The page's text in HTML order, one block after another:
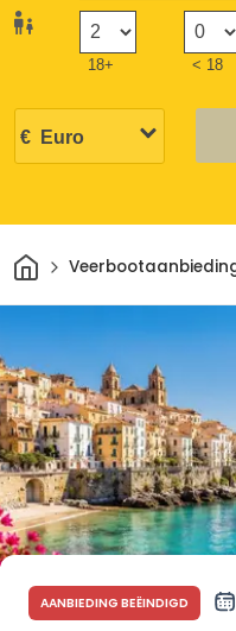
18+ < 18
Thuis
AANBIEDING BEËINDIGD